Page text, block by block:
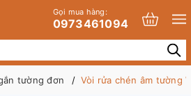
Gọi mua hàng:
0973461094
tường đơn Vòi rửa chén âm tường